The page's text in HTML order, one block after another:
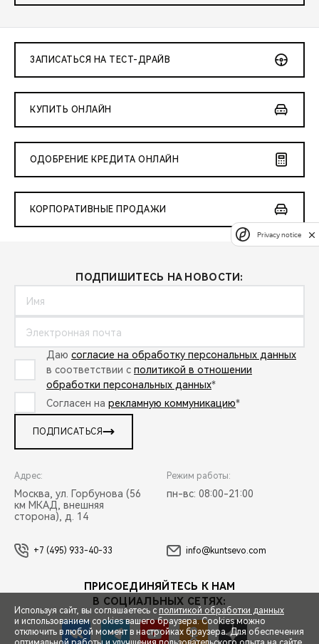
ЗАПИСАТЬСЯ НА ТЕСТ-ДРАЙВ
КУПИТЬ ОНЛАЙН
ОДОБРЕНИЕ КРЕДИТА ОНЛАЙН
КОРПОРАТИВНЫЕ ПРОДАЖИ
ПОДПИШИТЕСЬ НА НОВОСТИ:
Даю согласие на обработку персональных данных
в соответствии с политикой в отношении
обработки персональных данных*
Согласен на рекламную коммуникацию*
ПОДПИСАТЬСЯ
Адрес:
Москва, ул. Горбунова (56
км МКАД, внешняя
сторона), д. 14
Режим работы:
пн-вс: 08:00-21:00
+7 (495) 933-40-33 info@kuntsevo.com
ПРИСОЕДИНЯЙТЕСЬ К НАМ
В СОЦИАЛЬНЫХ СЕТЯХ:
Используя сайт, вы соглашаетесь с политикой обработки данных
и использованием cookies вашего браузера. Cookies можно
отключить в любой момент в настройках браузера. Для обеспечения
Privacy notice